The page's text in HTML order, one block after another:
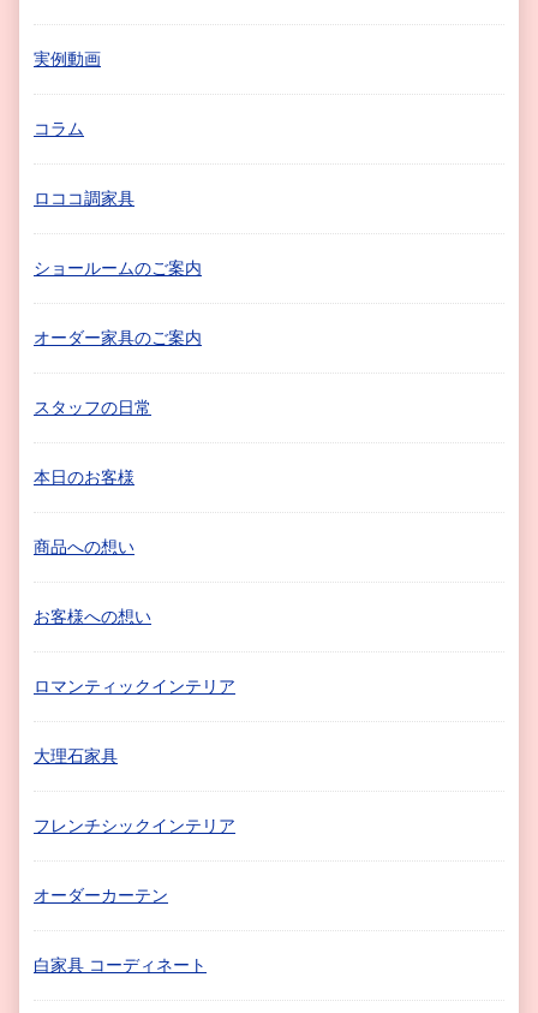
実例動画
コラム
ロココ調家具
ショールームのご案内
オーダー家具のご案内
スタッフの日常
本日のお客様
商品への想い
お客様への想い
ロマンティックインテリア
大理石家具
フレンチシックインテリア
オーダーカーテン
白家具 コーディネート